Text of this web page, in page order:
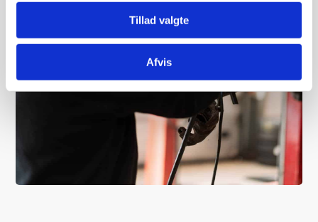
Tillad valgte
Afvis